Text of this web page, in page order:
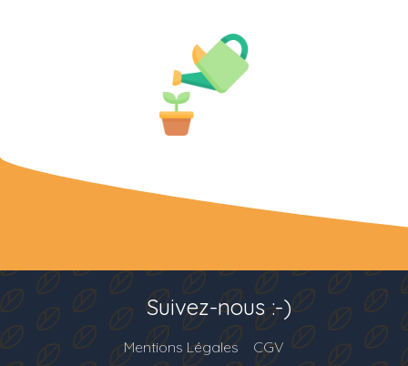
Mentions Légales CGV
Suivez-nous :-)